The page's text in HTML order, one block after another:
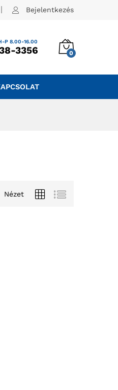
Bejelentkezés
P 8.00-16.00
3356 0
Nézet